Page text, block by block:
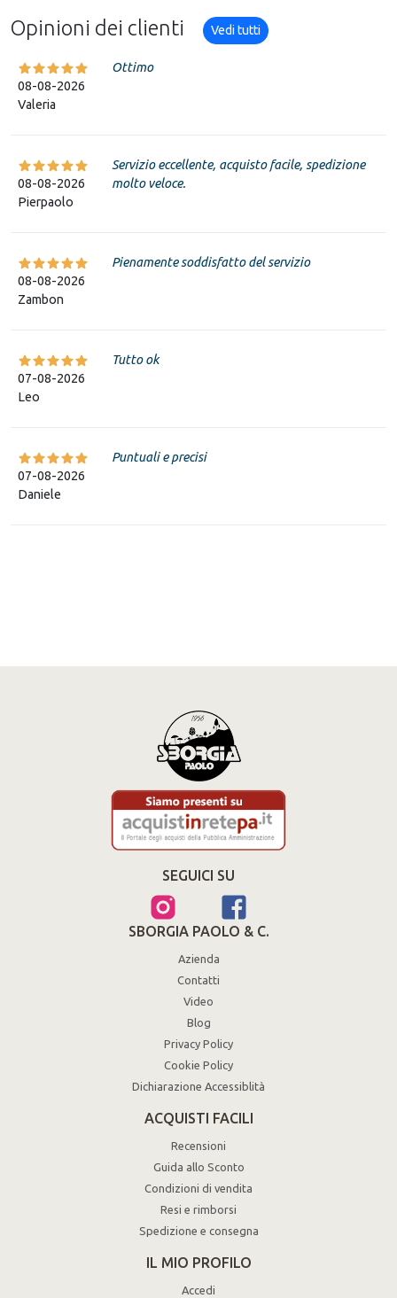
Opinioni dei clienti Vedi tutti
08-08-2026
Valeria
Ottimo
08-08-2026
Pierpaolo
Servizio eccellente, acquisto facile, spedizione
molto veloce.
08-08-2026
Zambon
Pienamente soddisfatto del servizio
07-08-2026
Leo
Tutto ok
07-08-2026
Daniele
Puntuali e precisi
SEGUICI SU
SBORGIA PAOLO & C.
Azienda
Contatti
Video
Blog
Privacy Policy
Cookie Policy
Dichiarazione Accessiblità
ACQUISTI FACILI
Recensioni
Guida allo Sconto
Condizioni di vendita
Resi e rimborsi
Spedizione e consegna
IL MIO PROFILO
Accedi